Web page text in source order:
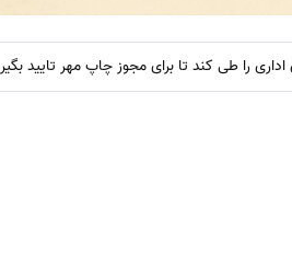
را طی کند تا برای مجوز چاپ مهر تایید